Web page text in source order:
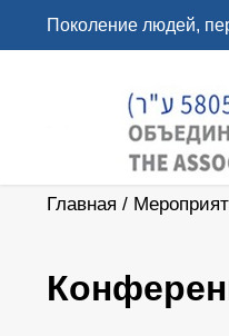
Поколение людей,
Главная /